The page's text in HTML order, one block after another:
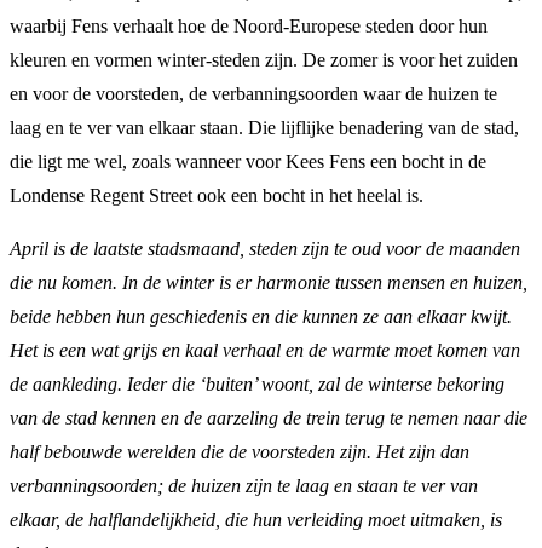
waarbij Fens verhaalt hoe de Noord-Europese steden door hun
kleuren en vormen winter-steden zijn. De zomer is voor het zuiden
en voor de voorsteden, de verbanningsoorden waar de huizen te
laag en te ver van elkaar staan. Die lijflijke benadering van de stad,
die ligt me wel, zoals wanneer voor Kees Fens een bocht in de
Londense Regent Street ook een bocht in het heelal is.
April is de laatste stadsmaand, steden zijn te oud voor de maanden
die nu komen. In de winter is er harmonie tussen mensen en huizen,
beide hebben hun geschiedenis en die kunnen ze aan elkaar kwijt.
Het is een wat grijs en kaal verhaal en de warmte moet komen van
de aankleding. Ieder die ‘buiten’ woont, zal de winterse bekoring
van de stad kennen en de aarzeling de trein terug te nemen naar die
half bebouwde werelden die de voorsteden zijn. Het zijn dan
verbanningsoorden; de huizen zijn te laag en staan te ver van
elkaar, de halflandelijkheid, die hun verleiding moet uitmaken, is